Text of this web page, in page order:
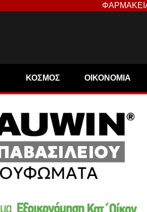
ΚΟΣΜΟΣ ΟΙΚΟΝΟΜΙΑ